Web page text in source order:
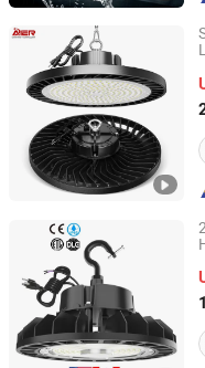
Zhongshan Aier
Guangdong, China
Yiwu Meibo Import and
Zhejiang, China